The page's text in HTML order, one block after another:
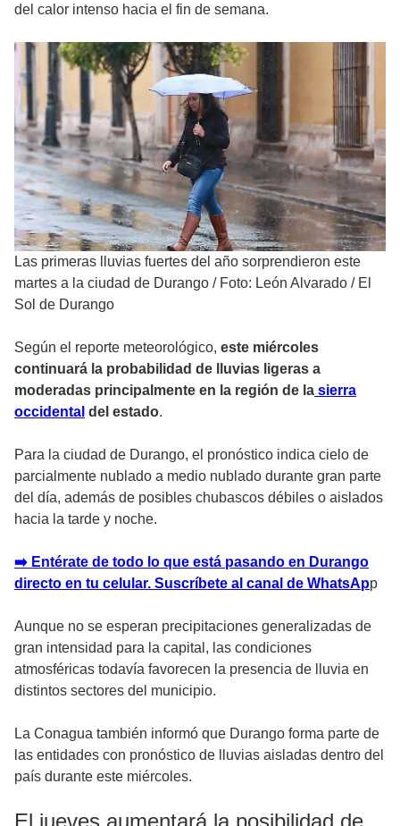
del calor intenso hacia el fin de semana.
Las primeras lluvias fuertes del año sorprendieron este
martes a la ciudad de Durango / Foto: León Alvarado / El
Sol de Durango
Según el reporte meteorológico, este miércoles
continuará la probabilidad de lluvias ligeras a
moderadas principalmente en la región de la sierra
occidental del estado.
Para la ciudad de Durango, el pronóstico indica cielo de
parcialmente nublado a medio nublado durante gran parte
del día, además de posibles chubascos débiles o aislados
hacia la tarde y noche.
➡️ Entérate de todo lo que está pasando en Durango
directo en tu celular. Suscríbete al canal de WhatsApp
Aunque no se esperan precipitaciones generalizadas de
gran intensidad para la capital, las condiciones
atmosféricas todavía favorecen la presencia de lluvia en
distintos sectores del municipio.
La Conagua también informó que Durango forma parte de
las entidades con pronóstico de lluvias aisladas dentro del
país durante este miércoles.
El jueves aumentará la posibilidad de